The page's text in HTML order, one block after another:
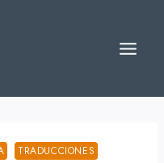
TRADUCCIONES